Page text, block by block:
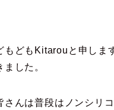
もどもKitarouと申しま
ました。
さんは普段はノンシリ